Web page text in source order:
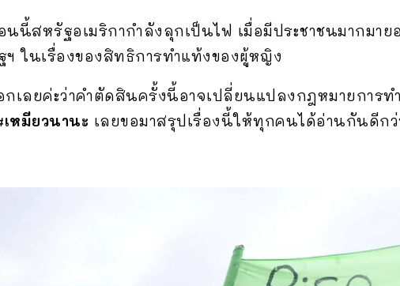
นนี้สหรัฐอเมริกากำลังลุกเป็นไฟ เมื่อมีประชาชนมากมา
ฯ ในเรื่องของสิทธิการทำแท้งของผู้หญิง
กเลยค่ะว่าคำตัดสินครั้งนี้อาจเปลี่ยนแปลงกฎหมายการท
เหมียวนานะ เลยขอมาสรุปเรื่องนี้ให้ทุกคนได้อ่านกันดีกว่